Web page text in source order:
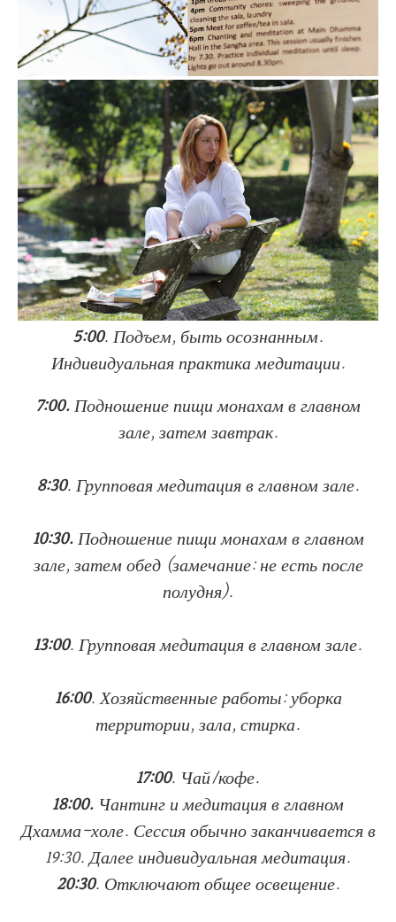
5:00.Подъем, быть осознанным.
Индивидуальная практика медитации.
7:00.Подношение пищи монахам в главном
зале, затем завтрак.
8:30. Групповая медитация в главном зале.
10:30.Подношение пищи монахам в главном
зале, затем обед (замечание: не есть после
полудня).
13:00. Групповая медитация в главном зале.
16:00. Хозяйственные работы: уборка
территории, зала, стирка.
17:00. Чай/кофе.
18:00. Чантинг и медитация в главном
Дхамма-холе. Сессия обычно заканчивается в
19:30. Далее индивидуальная медитация.
20:30. Отключают общее освещение.